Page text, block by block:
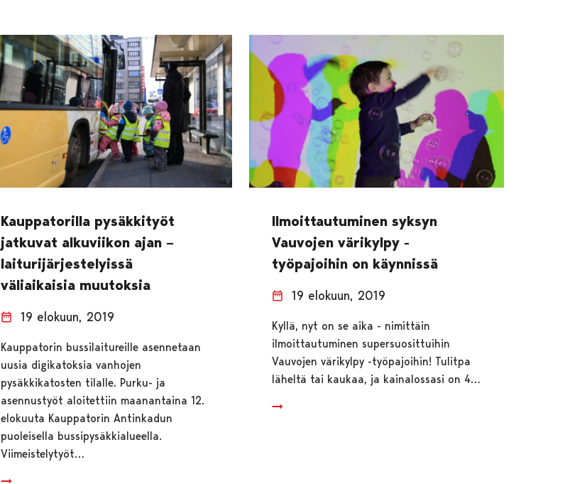
Kauppatorilla pysäkkityöt
jatkuvat alkuviikon ajan –
laiturijärjestelyissä
väliaikaisia muutoksia
19 elokuun, 2019
Kauppatorin bussilaitureille asennetaan
uusia digikatoksia vanhojen
pysäkkikatosten tilalle. Purku- ja
asennustyöt aloitettiin maanantaina 12.
elokuuta Kauppatorin Antinkadun
puoleisella bussipysäkkialueella.
Viimeistelytyöt…
Ilmoittautuminen syksyn
Vauvojen värikylpy -
työpajoihin on käynnissä
19 elokuun, 2019
Kyllä, nyt on se aika - nimittäin
ilmoittautuminen supersuosittuihin
Vauvojen värikylpy -työpajoihin! Tulitpa
läheltä tai kaukaa, ja kainalossasi on 4…